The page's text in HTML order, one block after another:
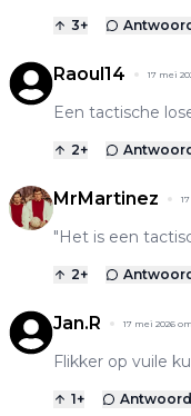
3+
Raoul14 17 mei
Een tactische
2+
MrMartinez
"Het is een
2+
Jan.R 17 mei 2026
Flikker op vuile
1+ Antwoord